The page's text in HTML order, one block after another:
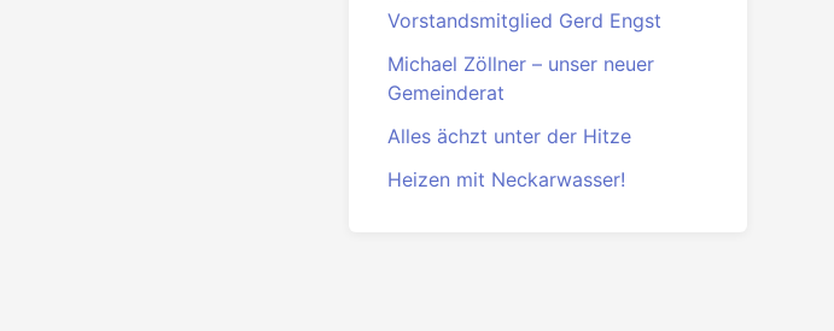
Meist gesehen
Über den Tellerrand hinaus…
Nachruf auf unser